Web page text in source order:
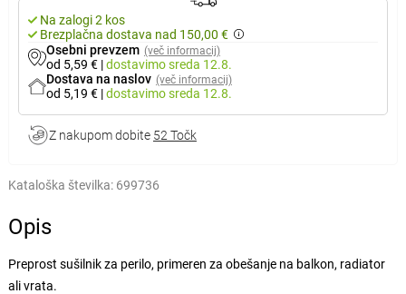
Na zalogi 2 kos
Brezplačna dostava nad 150,00 €
Osebni prevzem (več informacij)
od 5,59 € |dostavimosreda 12.8.
Dostava na naslov (več informacij)
od 5,19 € |dostavimosreda 12.8.
Z nakupom dobite 52 Točk
Kataloška številka: 699736
Opis
Preprost sušilnik za perilo, primeren za obešanje na balkon, radiator
ali vrata.